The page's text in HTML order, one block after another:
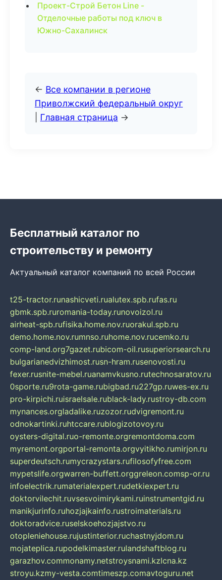
Проект-Строй Бетон Line -
Отделочные работы под ключ в
Южно-Сахалинск
← Все компании в регионе
Приволжский федеральный округ
Главная страница →
Бесплатный каталог по
строительству и ремонту
Актуальный каталог компаний по всей России
t25-tractor.runashicveti.rualutex.spb.rufas.ru
gbmk.spb.ruromania-today.runovoizol.ru
airheat-spb.rufisika.home.nov.ruorakul.spb.ru
demo.home.nov.rumnso.ruhome.nov.rucemko.ru
comp-land.org7gazet.rubicom-oil.rusuperiorsearch.ru
bulgarianedvizhimost.rusn-hram.rusenovosti.ru
fexer.rusnite-mebel.ruanamvkusno.rutechnosaratov.ru
0sporte.ru9rota-game.rubigbad.ru227gp.ruwes-ex.ru
pro-kirpichi.ruisraelsale.rublack-lady.rustroy-db.com
mynances.orgladalike.ruzozor.rudvigremont.ru
odnokartinki.ruhtccare.rublogizotovoy.ru
oysters-digital.ruo-remonte.orgremontdoma.com
myremont.orgportal-remonta.orgvyitikho.rumirjon.ru
superdeutsch.rumycrazystars.rufilosofyfree.com
mypetslife.orgwarren-buffett.orggreleon.comsp-or.ru
infoelectrik.rumaterialexpert.rudetkiexpert.ru
doktorvilechit.ruvsesvoimirykami.ruinstrumentgid.ru
manikjurinfo.ruhozjajkainfo.rustroimaterials.ru
doktoradvice.ruselskoehozjajstvo.ru
otopleniehouse.rujustinterior.ruchastnyjdom.ru
mojateplica.rupodelkimaster.rulandshaftblog.ru
garazhov.commonamy.netstroysnami.kzlcna.kz
stroyu.kzmy-vesta.comtimeszp.comavtoguru.net